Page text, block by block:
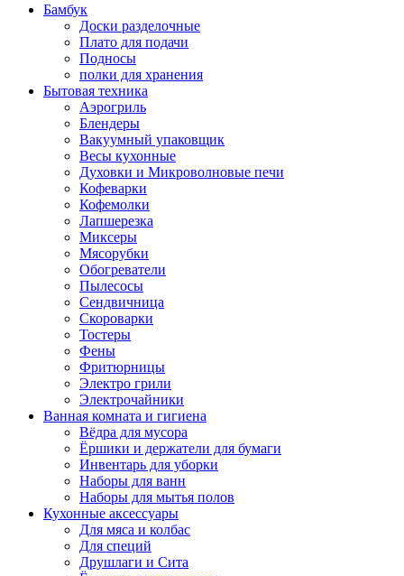
Бамбук
Доски разделочные
Плато для подачи
Подносы
полки для хранения
Бытовая техника
Аэрогриль
Блендеры
Вакуумный упаковщик
Весы кухонные
Духовки и Микроволновые печи
Кофеварки
Кофемолки
Лапшерезка
Миксеры
Мясорубки
Обогреватели
Пылесосы
Сендвичница
Скороварки
Тостеры
Фены
Фритюрницы
Электро грили
Электрочайники
Ванная комната и гигиена
Вёдра для мусора
Ёршики и держатели для бумаги
Инвентарь для уборки
Наборы для ванн
Наборы для мытья полов
Кухонные аксессуары
Для мяса и колбас
Для специй
Друшлаги и Сита